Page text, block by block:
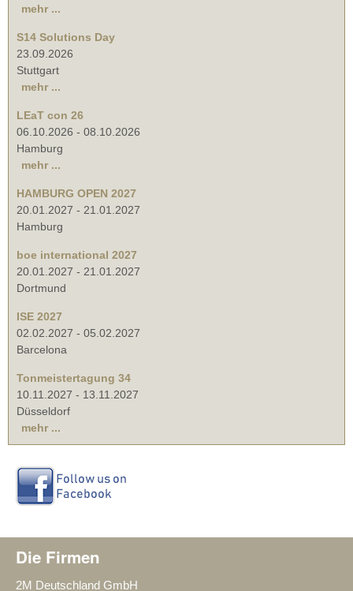
mehr ...
S14 Solutions Day
23.09.2026
Stuttgart
mehr ...
LEaT con 26
06.10.2026 - 08.10.2026
Hamburg
mehr ...
HAMBURG OPEN 2027
20.01.2027 - 21.01.2027
Hamburg
boe international 2027
20.01.2027 - 21.01.2027
Dortmund
ISE 2027
02.02.2027 - 05.02.2027
Barcelona
Tonmeistertagung 34
10.11.2027 - 13.11.2027
Düsseldorf
mehr ...
Die Firmen
2M Deutschland GmbH